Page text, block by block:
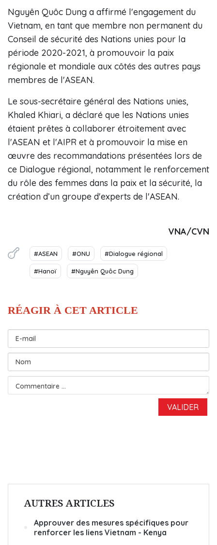
Nguyên Quôc Dung a affirmé l'engagement du
Vietnam, en tant que membre non permanent du
Conseil de sécurité des Nations unies pour la
période 2020-2021, à promouvoir la paix
régionale et mondiale aux côtés des autres pays
membres de l'ASEAN.
Le sous-secrétaire général des Nations unies,
Khaled Khiari, a déclaré que les Nations unies
étaient prêtes à collaborer étroitement avec
l'ASEAN et l'AIPR et à promouvoir la mise en
œuvre des recommandations présentées lors de
ce Dialogue régional, notamment le renforcement
du rôle des femmes dans la paix et la sécurité, la
création d’un groupe d'experts de l'ASEAN.
VNA/CVN
#ASEAN #ONU #Dialogue régional
#Hanoï #Nguyên Quôc Dung
AUTRES ARTICLES
Approuver des mesures spécifiques pour
renforcer les liens Vietnam - Kenya